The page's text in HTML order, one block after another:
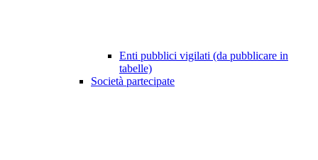
Enti pubblici vigilati (da pubblicare in
tabelle)
Società partecipate